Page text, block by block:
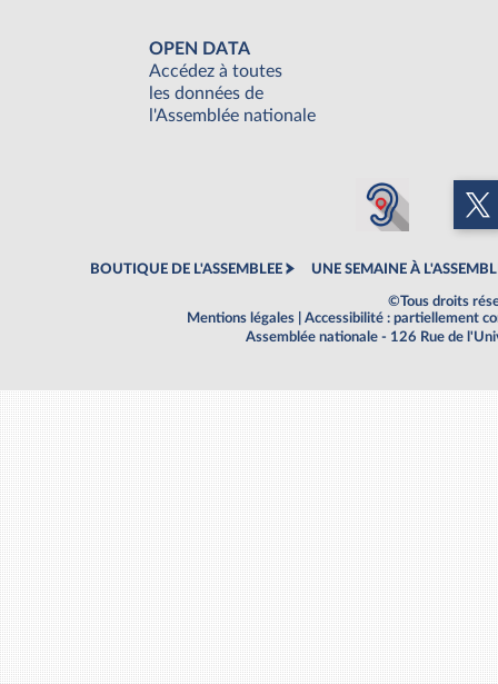
OPEN DATA
Accédez à toutes
les données de
l'Assemblée nationale
BOUTIQUE DE L'ASSEMBLEE UNE SEMAINE À
©Tous droits
Mentions légales
Accessibilité : partiellement
Assemblée nationale - 126 Rue de